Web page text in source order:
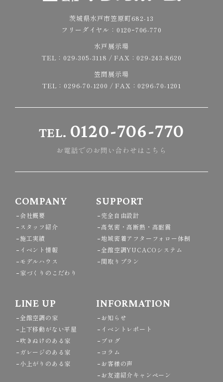
茨城県水戸市笠原町682-13
フリーダイヤル： 0120ｰ706-770
水戸展示場
TEL： 029-305-3118 / FAX：029-243-8620
笠間展示場
TEL： 0296-70-1200 / FAX：0296-70-1201
TEL. 0120-706-770
お電話でのお問い合わせはこちら
COMPANY
会社概要
スタッフ紹介
施工実績
イベント情報
モデルハウス
家づくりのこだわり
SUPPORT
完全自由設計
高気密・高断熱・高耐震
地域密着アフターフォロー体制
全館空調YUCACOシステム
間取りプラン
LINE UP
全館空調の家
上下移動がない平屋
吹きぬけのある家
ガレージのある家
小上がりのある家
INFORMATION
お知らせ
イベントレポート
ブログ
コラム
お客様の声
お友達紹介キャンペーン